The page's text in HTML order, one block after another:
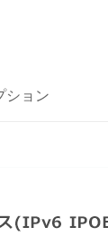
ション